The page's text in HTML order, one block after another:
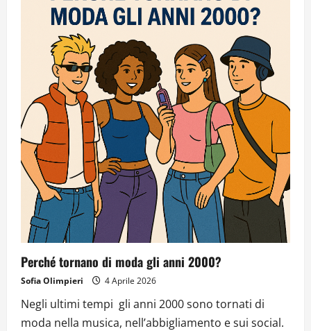
Perché tornano di moda gli anni 2000?
Sofia Olimpieri 4 Aprile 2026
Negli ultimi tempi gli anni 2000 sono tornati di
moda nella musica, nell’abbigliamento e sui social.